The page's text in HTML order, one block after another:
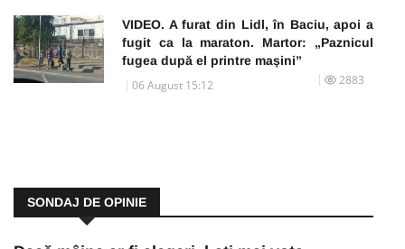
VIDEO. A furat din Lidl, în Baciu, apoi a
fugit ca la maraton. Martor: „Paznicul
fugea după el printre mașini”
06 August 15:12 2883
SONDAJ DE OPINIE